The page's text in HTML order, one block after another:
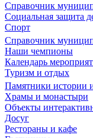
Справочник
Социальная защита
Спорт
Справочник
Наши чемпионы
Календарь
Туризм и отдых
Памятники истории
Храмы и монастыри
Объекты
Досуг
Рестораны и кафе